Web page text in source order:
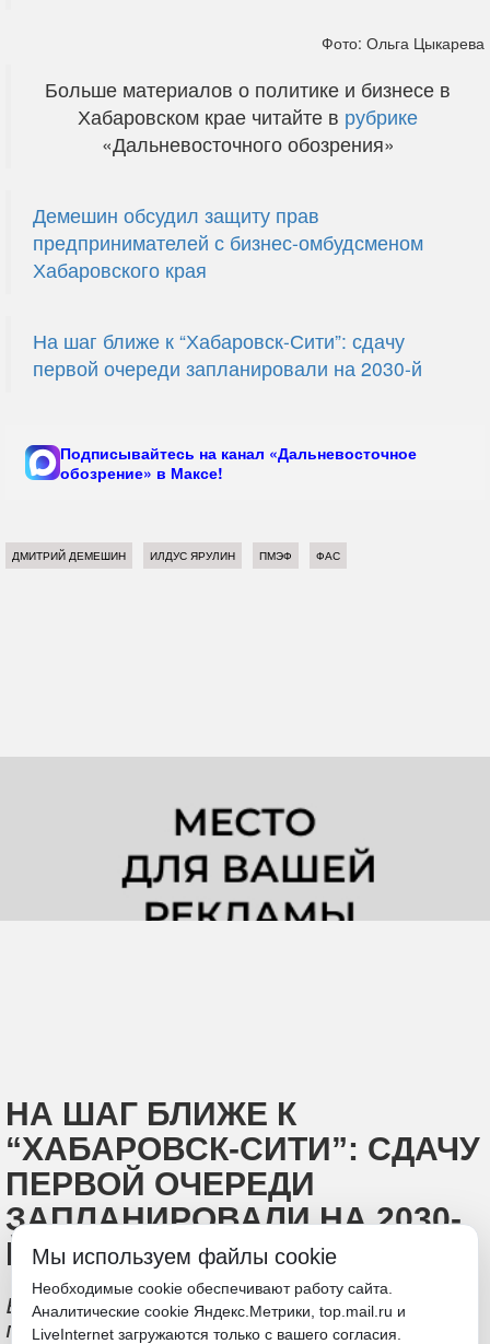
Фото: Ольга Цыкарева
Больше материалов о политике и бизнесе в
Хабаровском крае читайте в рубрике
«Дальневосточного обозрения»
Демешин обсудил защиту прав
предпринимателей с бизнес-омбудсменом
Хабаровского края
На шаг ближе к “Хабаровск-Сити”: сдачу
первой очереди запланировали на 2030-й
Подписывайтесь на канал «Дальневосточное
обозрение» в Максе!
ДМИТРИЙ ДЕМЕШИН ИЛДУС ЯРУЛИН ПМЭФ ФАС
НА ШАГ БЛИЖЕ К
“ХАБАРОВСК-СИТИ”: СДАЧУ
ПЕРВОЙ ОЧЕРЕДИ
ЗАПЛАНИРОВАЛИ НА 2030-
Й
Его реализуют в рамках мастер-плана
города
Мы используем файлы cookie
Необходимые cookie обеспечивают работу сайта.
Аналитические cookie Яндекс.Метрики, top.mail.ru и
LiveInternet загружаются только с вашего согласия.